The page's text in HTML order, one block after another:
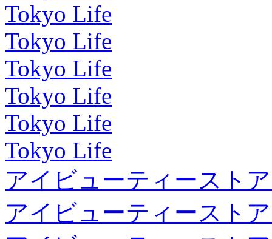
Tokyo Life
Tokyo Life
Tokyo Life
Tokyo Life
Tokyo Life
Tokyo Life
アイビューティースト
アイビューティースト